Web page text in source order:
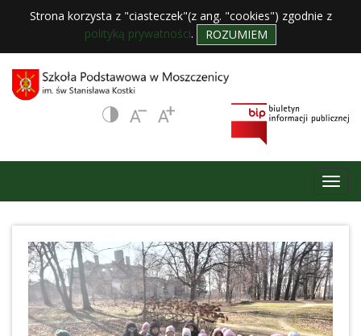
Strona korzysta z "ciasteczek"(z ang. "cookies") zgodnie z
polityką prywatności. ROZUMIEM